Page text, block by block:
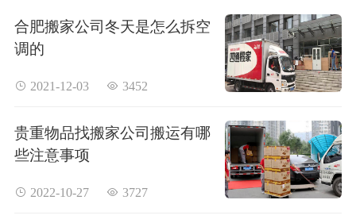
合肥搬家公司冬天是怎么拆空
调的
 2021-12-03  3452
贵重物品找搬家公司搬运有哪
些注意事项
 2022-10-27  3727